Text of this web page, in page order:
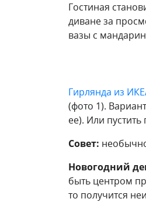
Гостиная
диване за
вазы с
Гирлянда из
(фото 1).
ее). Или
Совет:
Новогодний
быть центром
то получится